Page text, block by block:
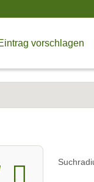
vorschlagen